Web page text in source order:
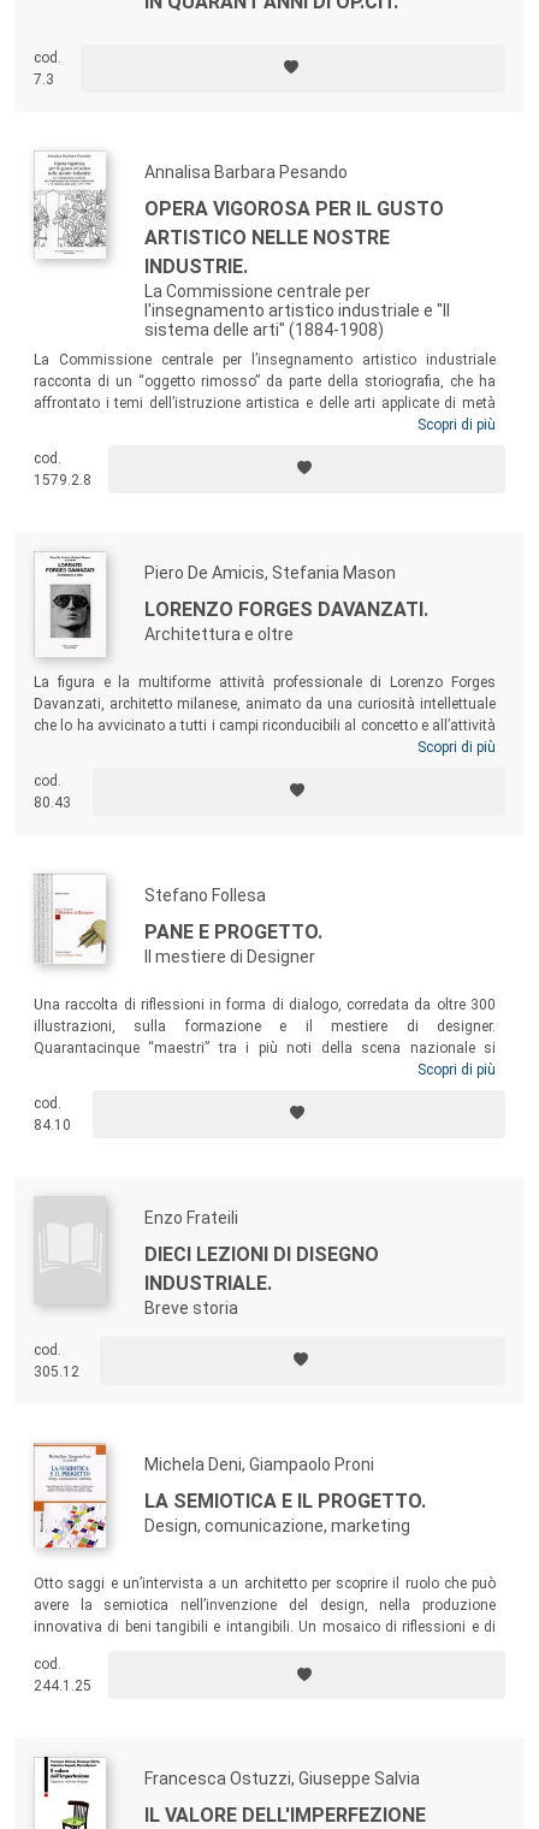
cod.
7.3
Annalisa Barbara Pesando
OPERA VIGOROSA PER IL GUSTO
ARTISTICO NELLE NOSTRE
INDUSTRIE.
La Commissione centrale per
l'insegnamento artistico industriale e "Il
sistema delle arti" (1884-1908)
La Commissione centrale per l’insegnamento artistico industriale
racconta di un “oggetto rimosso” da parte della storiografia, che ha
affrontato i temi dell’istruzione artistica e delle arti applicate di metà
Ottocento percorrendo canali di verifica e analisi differenti. Il saggio
investigativa che rilegga, in un’ottica sempre più dinamica e
complessa, il percorso della storia dell’arte e dell’architettura.
Scopri di più
cod.
1579.2.8
Piero De Amicis, Stefania Mason
LORENZO FORGES DAVANZATI.
Architettura e oltre
La figura e la multiforme attività professionale di Lorenzo Forges
Davanzati, architetto milanese, animato da una curiosità intellettuale
che lo ha avvicinato a tutti i campi riconducibili al concetto e all’attività
di progettazione, dalle arti al design. Il volume intende tracciare il
solida cultura umanistica, ha perseguito l’obiettivo di coniugare le
risorse offerte dalle nuove tecnologie con la tradizione storica
Scopri di più
cod.
80.43
Stefano Follesa
PANE E PROGETTO.
Il mestiere di Designer
Una raccolta di riflessioni in forma di dialogo, corredata da oltre 300
illustrazioni, sulla formazione e il mestiere di designer.
Quarantacinque “maestri” tra i più noti della scena nazionale si
raccontano e riflettono sul percorso formativo che porta alla genesi del
Uno strumento di conoscenza per i giovani che desiderano avvicinarsi
a questa felice ma difficile professione.
Scopri di più
cod.
84.10
Enzo Frateili
DIECI LEZIONI DI DISEGNO
INDUSTRIALE.
Breve storia
cod.
305.12
Michela Deni, Giampaolo Proni
LA SEMIOTICA E IL PROGETTO.
Design, comunicazione, marketing
Otto saggi e un’intervista a un architetto per scoprire il ruolo che può
avere la semiotica nell’invenzione del design, nella produzione
innovativa di beni tangibili e intangibili. Un mosaico di riflessioni e di
al diario di progetto; una rete di valutazioni e soluzioni in dialogo tra
loro.
cod.
244.1.25
Francesca Ostuzzi, Giuseppe Salvia
IL VALORE DELL'IMPERFEZIONE